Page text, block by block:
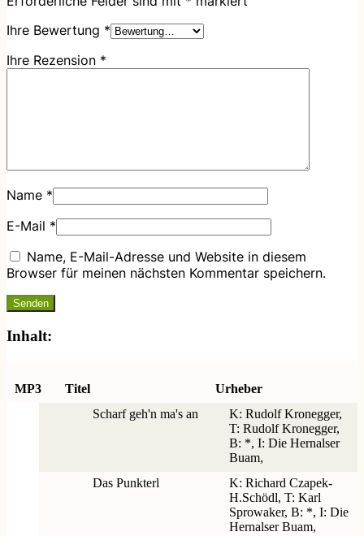
Ihre Bewertung *
Ihre Rezension *
Name *
E-Mail *
Name, E-Mail-Adresse und Website in diesem
Browser für meinen nächsten Kommentar speichern.
Inhalt:
MP3 Titel
Urheber
Scharf geh'n ma's an
K: Rudolf Kronegger,
T: Rudolf Kronegger,
B: *, I: Die Hernalser
Buam,
Das Punkterl
K: Richard Czapek-
H.Schödl, T: Karl
Sprowaker, B: *, I: Die
Hernalser Buam,